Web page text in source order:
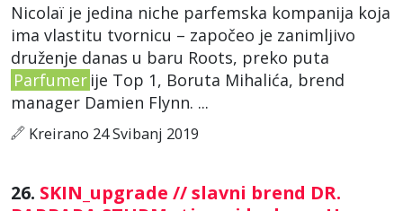
Nicolaï je jedina niche parfemska kompanija koja
ima vlastitu tvornicu – započeo je zanimljivo
druženje danas u baru Roots, preko puta
Parfumer ije Top 1, Boruta Mihalića, brend
manager Damien Flynn. ...
Kreirano 24 Svibanj 2019
26. SKIN_upgrade // slavni brend DR.